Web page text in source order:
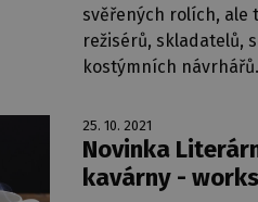
svěřených rolích, ale
režisérů, skladatelů,
kostýmních návrhářů.
25. 10. 2021
Novinka
kavárny -